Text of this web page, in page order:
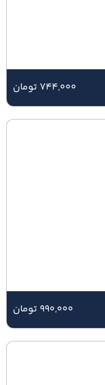
744,000 تومان
990,000 تومان